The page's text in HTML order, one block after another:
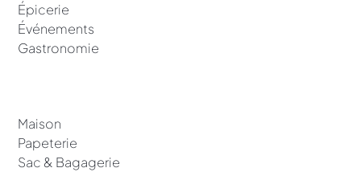
Épicerie
Événements
Gastronomie
Maison
Papeterie
Sac & Bagagerie